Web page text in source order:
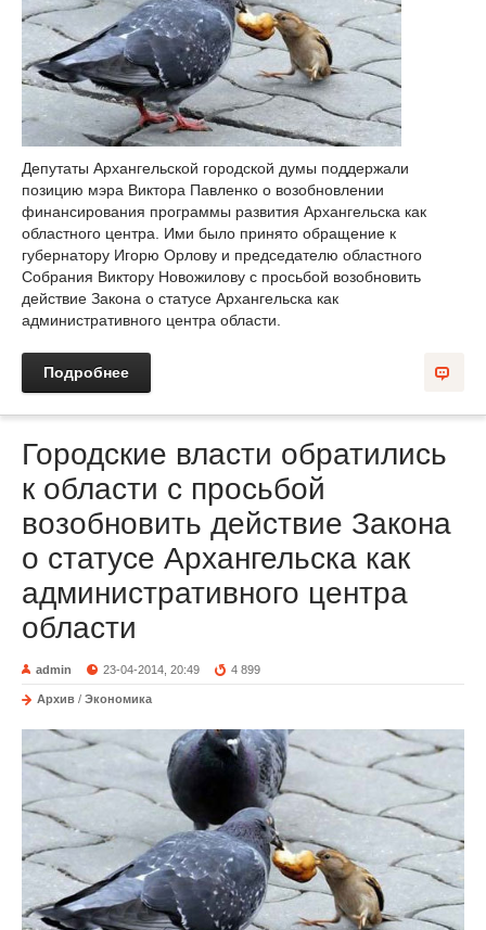
Депутаты Архангельской городской думы поддержали
позицию мэра Виктора Павленко о возобновлении
финансирования программы развития Архангельска как
областного центра. Ими было принято обращение к
губернатору Игорю Орлову и председателю областного
Собрания Виктору Новожилову с просьбой возобновить
действие Закона о статусе Архангельска как
административного центра области.
Подробнее
Городские власти обратились
к области с просьбой
возобновить действие Закона
о статусе Архангельска как
административного центра
области
admin 23-04-2014, 20:49 4 899
Архив / Экономика